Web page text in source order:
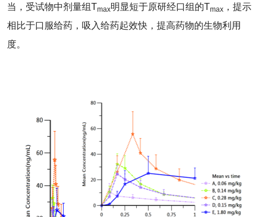
当，受试物中剂量组Tmax明显短于原研经口组的Tmax ，提示
相比于口服给药，吸入给药起效快，提高药物的生物利用
度。